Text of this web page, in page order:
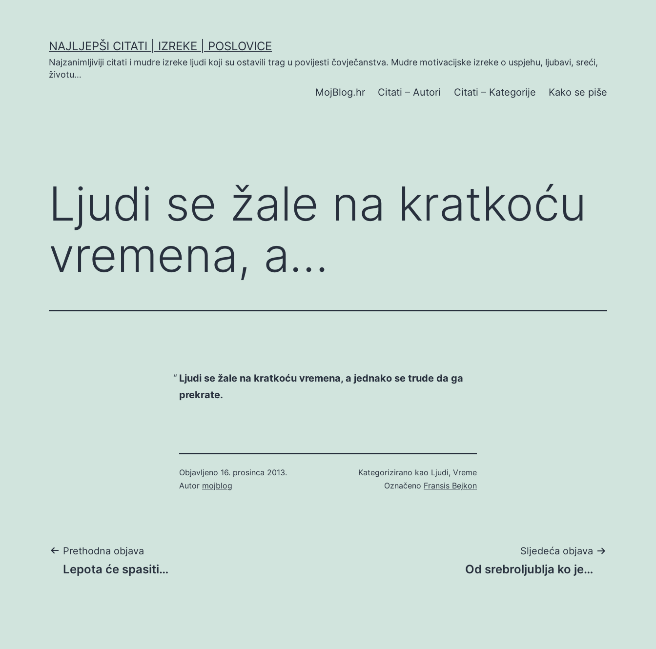
NAJLJEPŠI CITATI | IZREKE | POSLOVICE
Najzanimljiviji citati i mudre izreke ljudi koji su ostavili trag u povijesti čovječanstva. Mudre motivacijske izreke o uspjehu, ljubavi, sreći,
životu…
MojBlog.hr Citati – Autori Citati – Kategorije Kako se piše
Ljudi se žale na kratkoću
vremena, a…
Ljudi se žale na kratkoću vremena, a jednako se trude da ga
prekrate.
Objavljeno 16. prosinca 2013.
Autor mojblog
Kategorizirano kao Ljudi, Vreme
Označeno Fransis Bejkon
Navigacija
Prethodna objava
Lepota će spasiti…
Sljedeća objava
Od srebroljublja ko je…